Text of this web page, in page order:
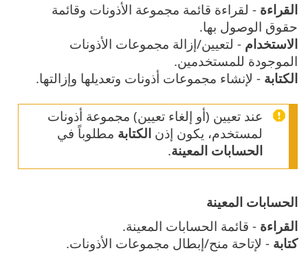
القراءة - لقراءة قائمة مجموعة الأذونات وقائمة
حقوق الوصول بها.
الاستخدام - لتعيين/إزالة مجموعات الأذونات
الموجودة للمستخدمين.
الكتابة - لإنشاء مجموعات أذونات وتعديلها وإزالتها.
عند تعيين (أو إلغاء تعيين) مجموعة أذونات
لمستخدم، يكون إذن الكتابة مطلوباً في
الحسابات المعينة.
الحسابات المعينة
القراءة - قائمة الحسابات المعينة.
كتابة - لإتاحة منح/إبطال مجموعات الأذونات.